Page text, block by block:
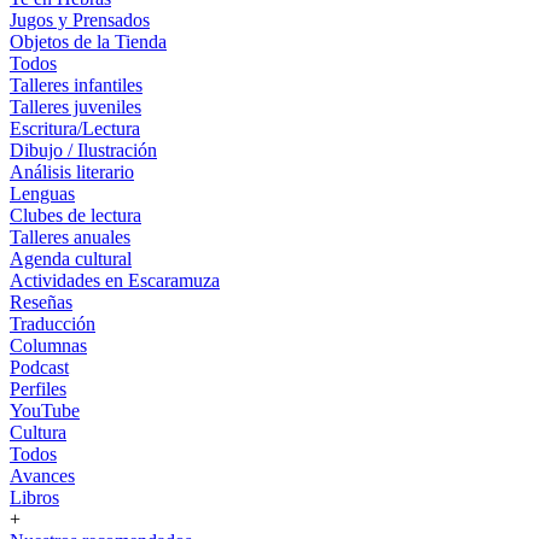
Jugos y Prensados
Objetos de la Tienda
Todos
Talleres infantiles
Talleres juveniles
Escritura/Lectura
Dibujo / Ilustración
Análisis literario
Lenguas
Clubes de lectura
Talleres anuales
Agenda cultural
Actividades en Escaramuza
Reseñas
Traducción
Columnas
Podcast
Perfiles
YouTube
Cultura
Todos
Avances
Libros
+